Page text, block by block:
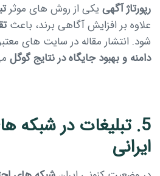
رپورتاژ آگهی یکی از روش های موثر
علاوه بر افزایش آگاهی برند، باعث
شود. انتشار مقاله در سایت های
دامنه و بهبود جایگاه در نتایج گوگل
5. تبلیغات در شبکه
ایرانی